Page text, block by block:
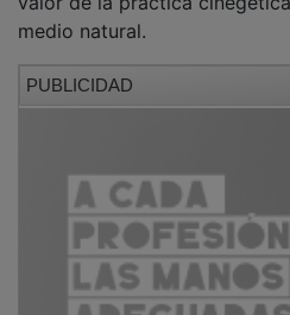
medio natural.